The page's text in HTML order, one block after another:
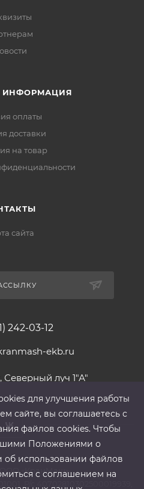
ИНФОРМАЦИЯ
оплаты
доставки
на товар
сайта
242-03-12
ekb.ru
Северный луч 1"А"
«КранМаш»
,Р/с 40702810302500019939,
для улучшения работы
сайте, вы соглашаетесь с
файлов cооkies. Чтобы
Положениями о
об использовании файлов
с соглашением на